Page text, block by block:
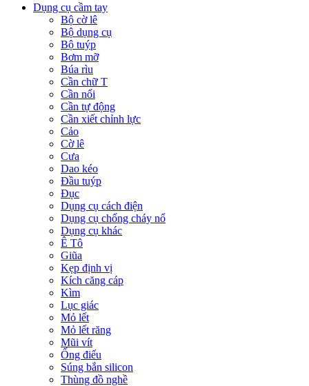
Dụng cụ cầm tay
Bộ cờ lê
Bộ dụng cụ
Bộ tuýp
Bơm mỡ
Búa rìu
Cần chữ T
Cần nối
Cần tự động
Cần xiết chỉnh lực
Cảo
Cờ lê
Cưa
Dao kéo
Đầu tuýp
Đục
Dụng cụ cách điện
Dụng cụ chống cháy nổ
Dụng cụ khác
Ê Tô
Giũa
Kẹp định vị
Kích căng cáp
Kìm
Lục giác
Mỏ lết
Mỏ lết răng
Mũi vít
Ống điếu
Súng bắn silicon
Thùng đồ nghề